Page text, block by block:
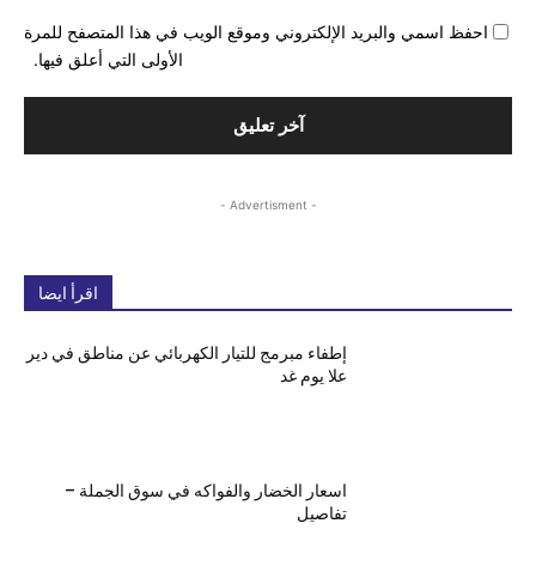
احفظ اسمي والبريد الإلكتروني وموقع الويب في هذا المتصفح للمرة
الأولى التي أعلق فيها.
- Advertisment -
اقرأ ايضا
إطفاء مبرمج للتيار الكهربائي عن مناطق في دير
علا يوم غد
اسعار الخضار والفواكه في سوق الجملة –
تفاصيل